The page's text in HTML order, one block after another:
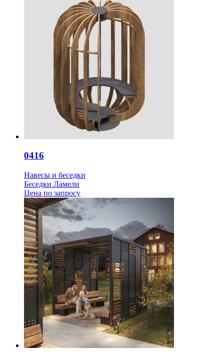
0416
Навесы и беседки
Беседки Ламели
Цена по запросу